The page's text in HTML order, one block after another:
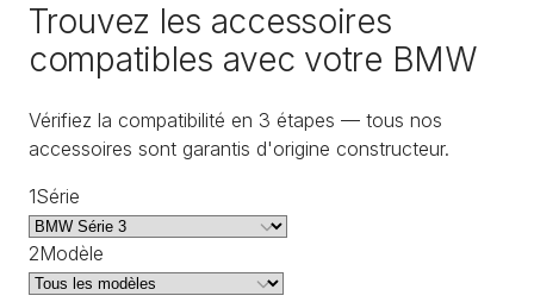
Trouvez les accessoires
compatibles avec votre BMW
Vérifiez la compatibilité en 3 étapes — tous nos
accessoires sont garantis d'origine constructeur.
1Série
2Modèle